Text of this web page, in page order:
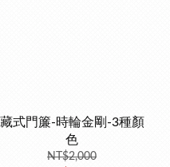
藏式門簾-時輪金剛-3種顏
色
NT$2,000